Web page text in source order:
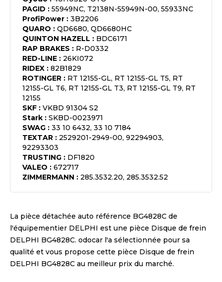
PAGID : 55949NC, T2138N-55949N-00, 55933NC
ProfiPower : 3B2206
QUARO : QD6680, QD6680HC
QUINTON HAZELL : BDC6171
RAP BRAKES : R-D0332
RED-LINE : 26KI072
RIDEX : 82B1829
ROTINGER : RT 12155-GL, RT 12155-GL T5, RT
12155-GL T6, RT 12155-GL T3, RT 12155-GL T9, RT
12155
SKF : VKBD 91304 S2
Stark : SKBD-0023971
SWAG : 33 10 6432, 33 10 7184
TEXTAR : 2529201-2949-00, 92294903,
92293303
TRUSTING : DF1820
VALEO : 672717
ZIMMERMANN : 285.3532.20, 285.3532.52
La pièce détachée auto référence BG4828C de
l'équipementier DELPHI est une pièce Disque de frein
DELPHI BG4828C. odocar l'a sélectionnée pour sa
qualité et vous propose cette pièce Disque de frein
DELPHI BG4828C au meilleur prix du marché.